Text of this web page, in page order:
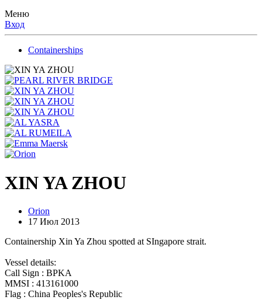
Меню
Вход
Containerships
XIN YA ZHOU
Orion
17 Июл 2013
Containership Xin Ya Zhou spotted at SIngapore strait.
Vessel details:
Call Sign : BPKA
MMSI : 413161000
Flag : China Peoples's Republic